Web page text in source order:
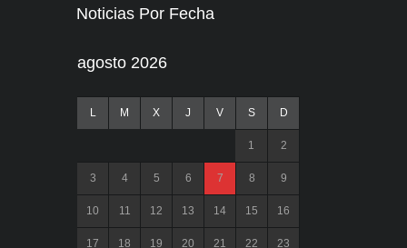
Noticias Por Fecha
agosto 2026
L M X J V S D
1 2
3 4 5 6 7 8 9
10 11 12 13 14 15 16
17 18 19 20 21 22 23